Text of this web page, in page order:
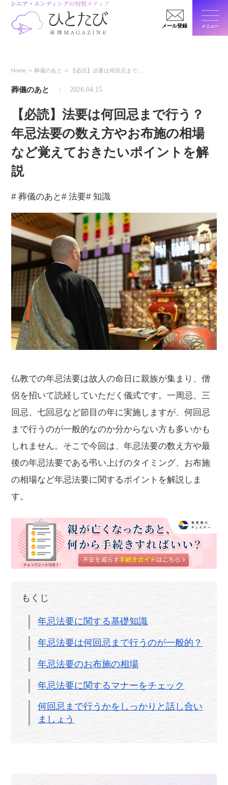
メール登録 メニュー
Home 葬儀のあと 【必読】法要は何回忌まで...
葬儀のあと 2026.04.15
【必読】法要は何回忌まで行う？
年忌法要の数え方やお布施の相場
など覚えておきたいポイントを解
説
# 葬儀のあと# 法要# 知識
仏教での年忌法要は故人の命日に親族が集まり、僧
侶を招いて読経していただく儀式です。一周忌、三
回忌、七回忌など節目の年に実施しますが、何回忌
まで行うのが一般的なのか分からない方も多いかも
しれません。そこで今回は、年忌法要の数え方や最
後の年忌法要である弔い上げのタイミング、お布施
の相場など年忌法要に関するポイントを解説しま
す。
もくじ
年忌法要に関する基礎知識
年忌法要は何回忌まで行うのが一般的？
年忌法要のお布施の相場
年忌法要に関するマナーをチェック
何回忌まで行うかをしっかりと話し合い
ましょう